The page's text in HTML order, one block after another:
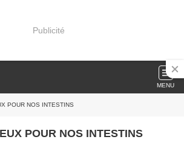
Publicité
MENU
POUR NOS INTESTINS
POUR NOS INTESTINS